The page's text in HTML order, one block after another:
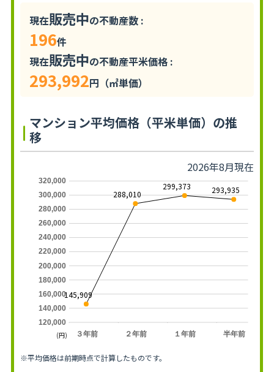
現在販売中の不動産数 :
196件
現在販売中の不動産平米価格 :
293,992円（㎡単価）
マンション平均価格（平米単価）の推
移
2026年8月現在
３年前 ２年前 １年前 半年前
120,000
140,000
160,000
180,000
200,000
220,000
240,000
260,000
280,000
300,000
320,000
145,909
288,010
299,373 293,935
(円)
※平均価格は前期時点で計算したものです。